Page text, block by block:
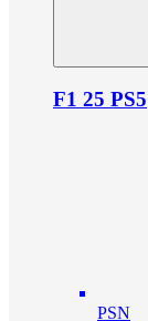
F1 25 PS5
PSN